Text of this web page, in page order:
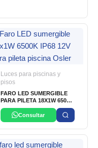
Luces para piscinas y
pisos
FARO LED SUMERGIBLE
PARA PILETA 18X1W 6500K
IP68 12V OSLER
Consultar